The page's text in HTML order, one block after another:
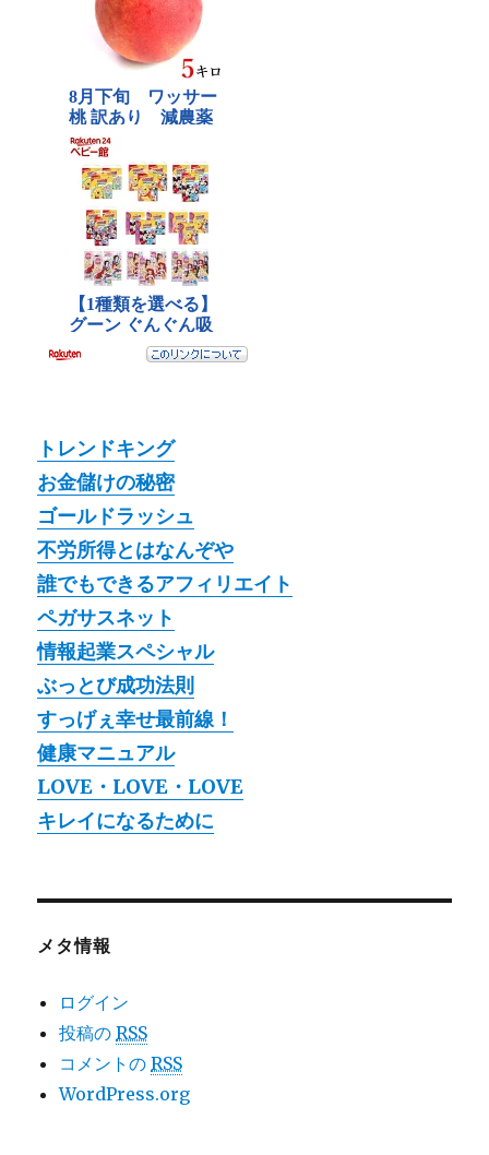
トレンドキング
お金儲けの秘密
ゴールドラッシュ
不労所得とはなんぞや
誰でもできるアフィリエイト
ペガサスネット
情報起業スペシャル
ぶっとび成功法則
すっげぇ幸せ最前線！
健康マニュアル
LOVE・LOVE・LOVE
キレイになるために
メタ情報
ログイン
投稿のRSS
コメントのRSS
WordPress.org